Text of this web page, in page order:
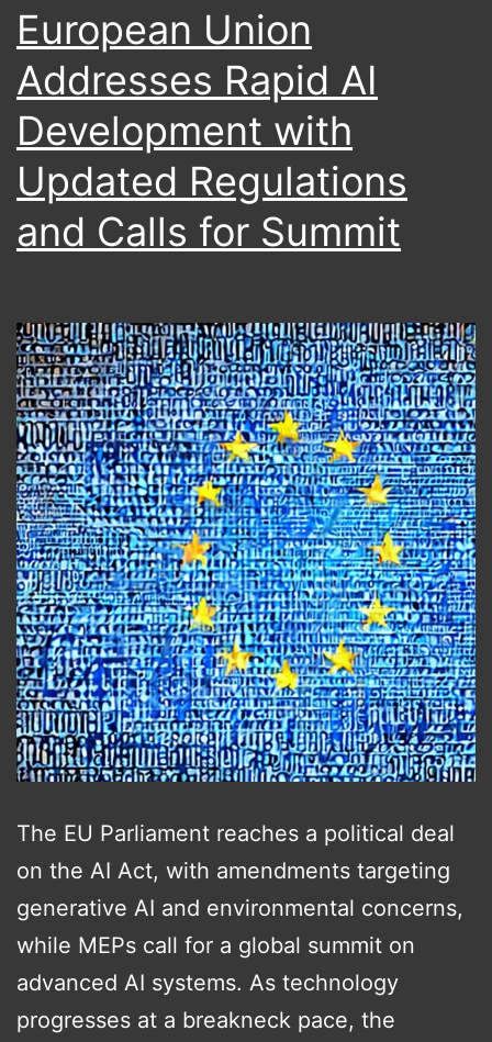
A
Glimpse
into
2023
European Union
Addresses Rapid AI
Development with
Updated Regulations
and Calls for Summit
The EU Parliament reaches a political deal
on the AI Act, with amendments targeting
generative AI and environmental concerns,
while MEPs call for a global summit on
advanced AI systems. As technology
progresses at a breakneck pace, the